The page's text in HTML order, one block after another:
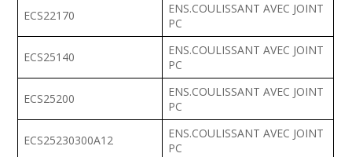
ECS22170
ENS.COULISSANT AVEC JOINT
PC
ECS25140
ENS.COULISSANT AVEC JOINT
PC
ECS25200
ENS.COULISSANT AVEC JOINT
PC
ECS25230300A12
ENS.COULISSANT AVEC JOINT
PC